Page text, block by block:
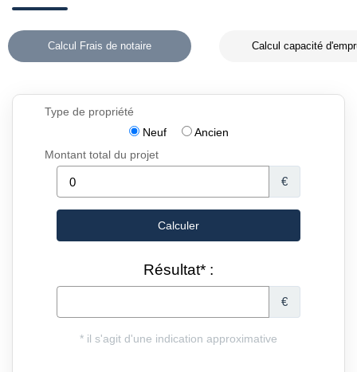
Calcul Frais de notaire Calcul capacité